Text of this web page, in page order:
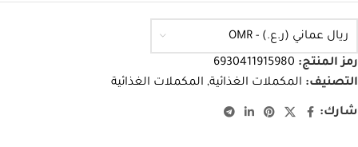
ريال عماني (ر.ع.) - OMR
رمز المنتج: 6930411915980
التصنيف: المكملات الغذائية, المكملات الغذائية
شارك: